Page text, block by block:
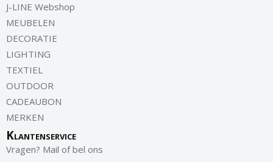
J-LINE Webshop
MEUBELEN
DECORATIE
LIGHTING
TEXTIEL
OUTDOOR
CADEAUBON
MERKEN
Klantenservice
Vragen? Mail of bel ons